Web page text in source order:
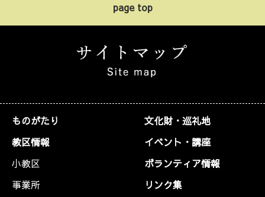
page top
ものがたり
教区情報
小教区
事業所
文化財・巡礼地
イベント・講座
ボランティア情報
リンク集